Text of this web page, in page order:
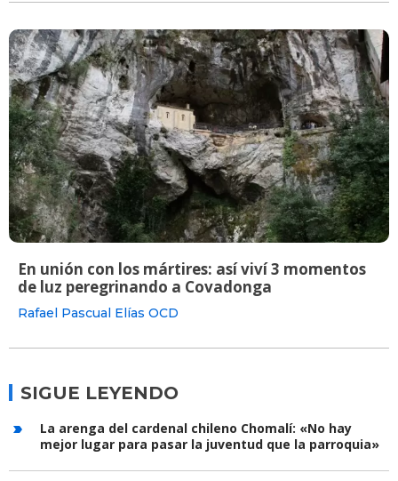
En unión con los mártires: así viví 3 momentos
de luz peregrinando a Covadonga
Rafael Pascual Elías OCD
SIGUE LEYENDO
La arenga del cardenal chileno Chomalí: «No hay
mejor lugar para pasar la juventud que la parroquia»